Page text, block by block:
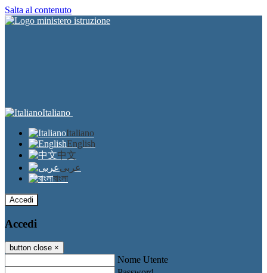
Salta al contenuto
Italiano
Italiano
English
中文
عربى
বাংলা
Accedi
Accedi
button close ×
Nome Utente